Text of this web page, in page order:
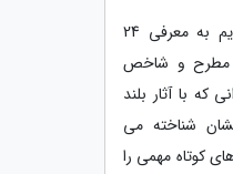
در این مطلب قصد داریم به معرفی 24
مطرح و شاخص
که با آثار بلند
شناخته می
کوتاه مهمی را